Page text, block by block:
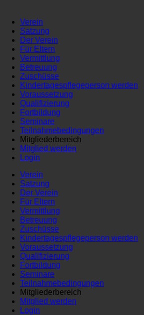
Verein
Satzung
Der Verein
Für Eltern
Vermittlung
Betreuung
Zuschüsse
Kindertagespflegeperson werden
Voraussetzung
Qualifizierung
Fortbildung
Seminare
Teilnahmebedingungen
Mitgliederbereich
Mitglied werden
Login
Verein
Satzung
Der Verein
Für Eltern
Vermittlung
Betreuung
Zuschüsse
Kindertagespflegeperson werden
Voraussetzung
Qualifizierung
Fortbildung
Seminare
Teilnahmebedingungen
Mitgliederbereich
Mitglied werden
Login